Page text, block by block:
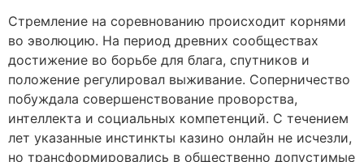
Стремление на соревнованию происходит корнями
во эволюцию. На период древних сообществах
достижение во борьбе для блага, спутников и
положение регулировал выживание. Соперничество
побуждала совершенствование проворства,
интеллекта и социальных компетенций. С течением
лет указанные инстинкты казино онлайн не исчезли,
но трансформировались в общественно допустимые